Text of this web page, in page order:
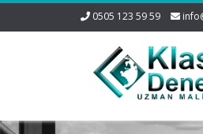
0505 123 59 59